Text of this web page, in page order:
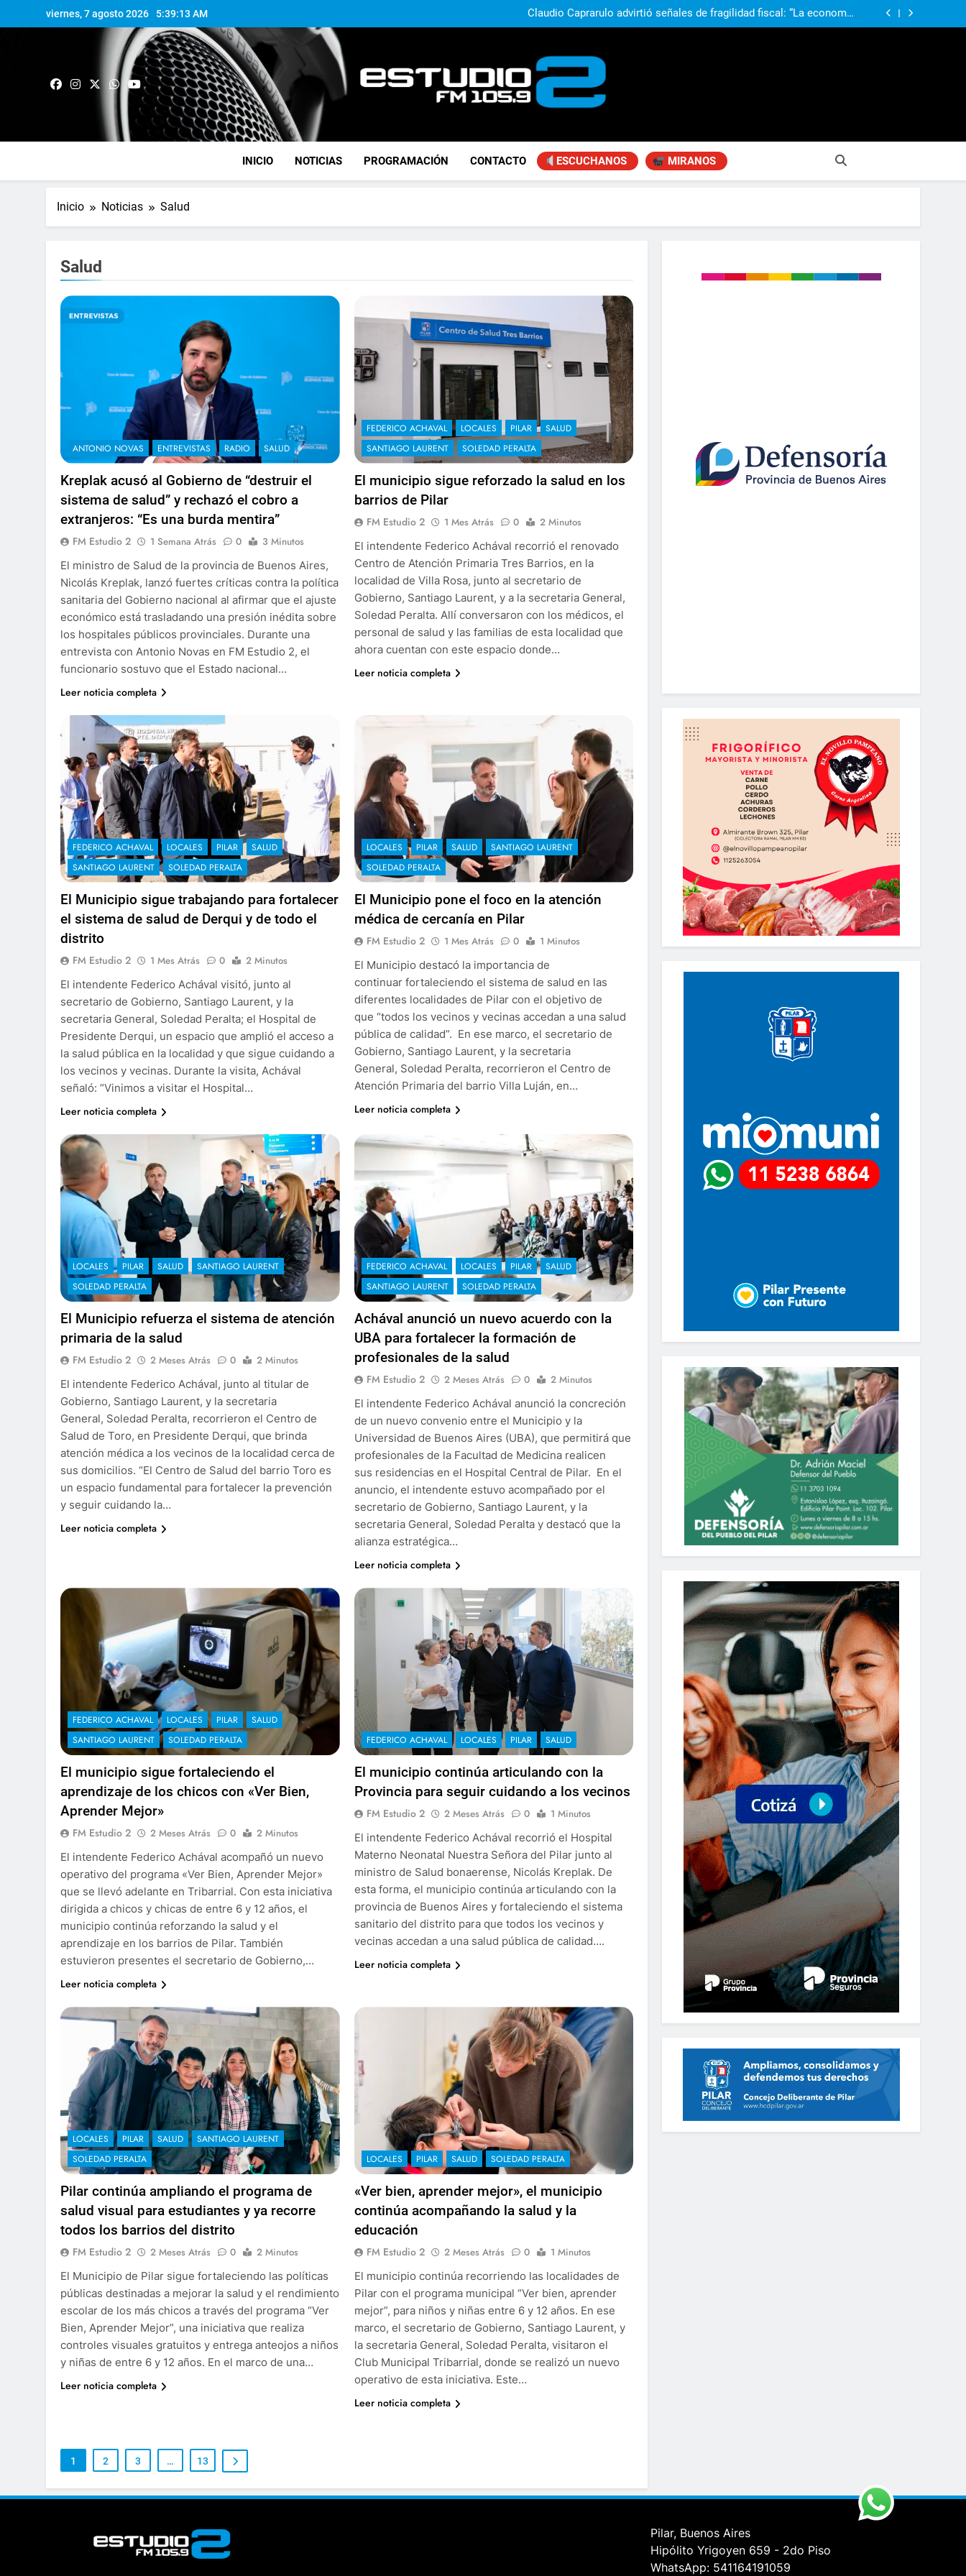
viernes, 7 agosto 2026 5:39:14 AM
muestra un problema que puede volver a generar déficit”
Carlos Linares afirmó que el Gobierno “tuvo que dar marcha atrás” con la
ley de tierras y advirtió un cambio de clima político entre los gobernadores
Paco Olveira cuestionó la visita de León XIV a la Argentina: “Hubiera
muestra un problema que puede volver a generar déficit”
Carlos Linares afirmó que el Gobierno “tuvo que dar marcha atrás” con la
ley de tierras y advirtió un cambio de clima político entre los gobernadores
Paco Olveira cuestionó la visita de León XIV a la Argentina: “Hubiera
FM Estudio 2
INICIO NOTICIAS PROGRAMACIÓN CONTACTO ESCUCHANOS MIRANOS
Inicio Noticias Salud
Salud
ANTONIO NOVAS ENTREVISTAS RADIO SALUD
Kreplak acusó al Gobierno de “destruir el
sistema de salud” y rechazó el cobro a
extranjeros: “Es una burda mentira”
FM Estudio 2 1 Semana Atrás 0
3 Minutos
El ministro de Salud de la provincia de Buenos Aires,
Nicolás Kreplak, lanzó fuertes críticas contra la política
sanitaria del Gobierno nacional al afirmar que el ajuste
económico está trasladando una presión inédita sobre
los hospitales públicos provinciales. Durante una
entrevista con Antonio Novas en FM Estudio 2, el
funcionario sostuvo que el Estado nacional…
Leer noticia completa
FEDERICO ACHAVAL LOCALES PILAR
SALUD
SANTIAGO LAURENT
SOLEDAD PERALTA
El municipio sigue reforzado la salud en los
barrios de Pilar
FM Estudio 2 1 Mes Atrás 0
2 Minutos
El intendente Federico Achával recorrió el renovado
Centro de Atención Primaria Tres Barrios, en la
localidad de Villa Rosa, junto al secretario de
Gobierno, Santiago Laurent, y a la secretaria General,
Soledad Peralta. Allí conversaron con los médicos, el
personal de salud y las familias de esta localidad que
ahora cuentan con este espacio donde…
Leer noticia completa
FEDERICO ACHAVAL LOCALES PILAR
SALUD
SANTIAGO LAURENT
SOLEDAD PERALTA
El Municipio sigue trabajando para fortalecer
el sistema de salud de Derqui y de todo el
distrito
FM Estudio 2 1 Mes Atrás 0
2 Minutos
El intendente Federico Achával visitó, junto al
secretario de Gobierno, Santiago Laurent, y la
secretaria General, Soledad Peralta; el Hospital de
Presidente Derqui, un espacio que amplió el acceso a
la salud pública en la localidad y que sigue cuidando a
los vecinos y vecinas. Durante la visita, Achával
señaló: “Vinimos a visitar el Hospital…
Leer noticia completa
LOCALES PILAR SALUD
SANTIAGO LAURENT
SOLEDAD PERALTA
El Municipio pone el foco en la atención
médica de cercanía en Pilar
FM Estudio 2 1 Mes Atrás 0
1 Minutos
El Municipio destacó la importancia de
continuar fortaleciendo el sistema de salud en las
diferentes localidades de Pilar con el objetivo de
que “todos los vecinos y vecinas accedan a una salud
pública de calidad”. En ese marco, el secretario de
Gobierno, Santiago Laurent, y la secretaria
General, Soledad Peralta, recorrieron el Centro de
Atención Primaria del barrio Villa Luján, en…
Leer noticia completa
LOCALES PILAR SALUD
SANTIAGO LAURENT
SOLEDAD PERALTA
El Municipio refuerza el sistema de atención
primaria de la salud
FM Estudio 2 2 Meses Atrás 0
2 Minutos
El intendente Federico Achával, junto al titular de
Gobierno, Santiago Laurent, y la secretaria
General, Soledad Peralta, recorrieron el Centro de
Salud de Toro, en Presidente Derqui, que brinda
atención médica a los vecinos de la localidad cerca de
sus domicilios. “El Centro de Salud del barrio Toro es
un espacio fundamental para fortalecer la prevención
y seguir cuidando la…
Leer noticia completa
FEDERICO ACHAVAL LOCALES PILAR
SALUD
SANTIAGO LAURENT
SOLEDAD PERALTA
Achával anunció un nuevo acuerdo con la
UBA para fortalecer la formación de
profesionales de la salud
FM Estudio 2 2 Meses Atrás 0
2 Minutos
El intendente Federico Achával anunció la concreción
de un nuevo convenio entre el Municipio y la
Universidad de Buenos Aires (UBA), que permitirá que
profesionales de la Facultad de Medicina realicen
sus residencias en el Hospital Central de Pilar. En el
anuncio, el intendente estuvo acompañado por el
secretario de Gobierno, Santiago Laurent, y la
secretaria General, Soledad Peralta y destacó que la
alianza estratégica…
Leer noticia completa
FEDERICO ACHAVAL LOCALES PILAR
SALUD
SANTIAGO LAURENT
SOLEDAD PERALTA
El municipio sigue fortaleciendo el
aprendizaje de los chicos con «Ver Bien,
Aprender Mejor»
FM Estudio 2 2 Meses Atrás 0
2 Minutos
El intendente Federico Achával acompañó un nuevo
operativo del programa «Ver Bien, Aprender Mejor»
que se llevó adelante en Tribarrial. Con esta iniciativa
dirigida a chicos y chicas de entre 6 y 12 años, el
municipio continúa reforzando la salud y el
aprendizaje en los barrios de Pilar. También
estuvieron presentes el secretario de Gobierno,…
Leer noticia completa
FEDERICO ACHAVAL LOCALES PILAR SALUD
El municipio continúa articulando con la
Provincia para seguir cuidando a los vecinos
FM Estudio 2 2 Meses Atrás 0
1 Minutos
El intendente Federico Achával recorrió el Hospital
Materno Neonatal Nuestra Señora del Pilar junto al
ministro de Salud bonaerense, Nicolás Kreplak. De
esta forma, el municipio continúa articulando con la
provincia de Buenos Aires y fortaleciendo el sistema
sanitario del distrito para que todos los vecinos y
vecinas accedan a una salud pública de calidad….
Leer noticia completa
LOCALES PILAR SALUD
SANTIAGO LAURENT
SOLEDAD PERALTA
Pilar continúa ampliando el programa de
salud visual para estudiantes y ya recorre
todos los barrios del distrito
FM Estudio 2 2 Meses Atrás 0
2 Minutos
El Municipio de Pilar sigue fortaleciendo las políticas
públicas destinadas a mejorar la salud y el rendimiento
escolar de los más chicos a través del programa “Ver
Bien, Aprender Mejor”, una iniciativa que realiza
controles visuales gratuitos y entrega anteojos a niños
y niñas de entre 6 y 12 años. En el marco de una…
Leer noticia completa
LOCALES PILAR SALUD SOLEDAD PERALTA
«Ver bien, aprender mejor», el municipio
continúa acompañando la salud y la
educación
FM Estudio 2 2 Meses Atrás 0
1 Minutos
El municipio continúa recorriendo las localidades de
Pilar con el programa municipal “Ver bien, aprender
mejor”, para niños y niñas entre 6 y 12 años. En ese
marco, el secretario de Gobierno, Santiago Laurent, y
la secretaria General, Soledad Peralta, visitaron el
Club Municipal Tribarrial, donde se realizó un nuevo
operativo de esta iniciativa. Este…
Leer noticia completa
1 2 3 … 13
Pilar, Buenos Aires
Hipólito Yrigoyen 659 - 2do Piso
WhatsApp: 541164191059